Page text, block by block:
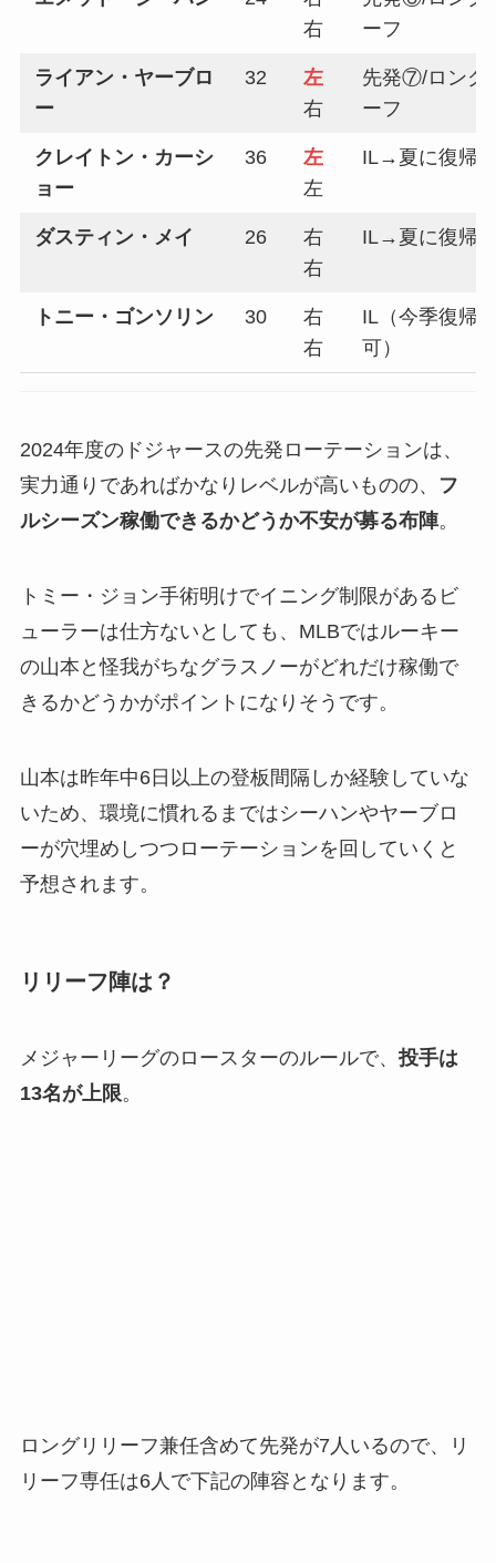
右
ーフ
ライアン・ヤーブロ
ー
32
左
右
先発⑦/ロング
ーフ
クレイトン・カーシ
ョー
36
左
左
IL→夏に復帰
ダスティン・メイ 26
右
右
IL→夏に復帰
トニー・ゴンソリン 30
右
右
IL（今季復帰
可）
2024年度のドジャースの先発ローテーションは、
実力通りであればかなりレベルが高いものの、
フ
ルシーズン稼働できるかどうか不安が募る布陣。
トミー・ジョン手術明けでイニング制限があるビ
ューラーは仕方ないとしても、MLBではルーキー
の山本と怪我がちなグラスノーがどれだけ稼働で
きるかどうかがポイントになりそうです。
山本は昨年中6日以上の登板間隔しか経験していな
いため、環境に慣れるまではシーハンやヤーブロ
ーが穴埋めしつつローテーションを回していくと
予想されます。
リリーフ陣は？
メジャーリーグのロースターのルールで、 投手は
13名が上限。
ロングリリーフ兼任含めて先発が7人いるので、リ
リーフ専任は6人で下記の陣容となります。